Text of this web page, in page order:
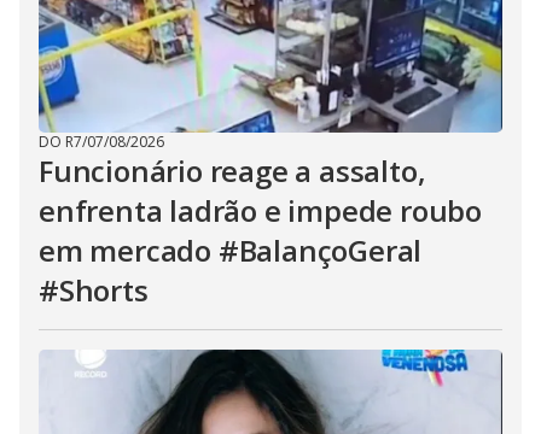
DO R7/07/08/2026
Funcionário reage a assalto,
enfrenta ladrão e impede roubo
em mercado #BalançoGeral
#Shorts